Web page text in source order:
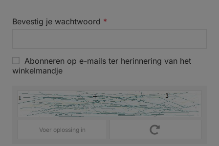
Bevestig je wachtwoord *
Abonneren op e-mails ter herinnering van het
winkelmandje